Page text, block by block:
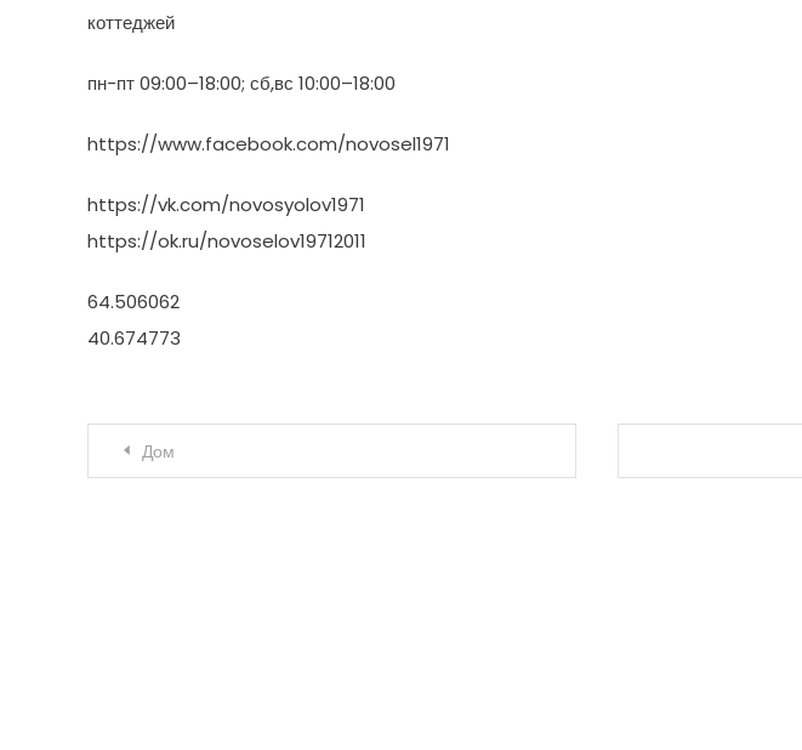
коттеджей
пн-пт 09:00–18:00; сб,вс 10:00–18:00
https://www.facebook.com/novosel1971
https://vk.com/novosyolov1971
https://ok.ru/novoselov19712011
64.506062
40.674773
Навигация по записям
Дом